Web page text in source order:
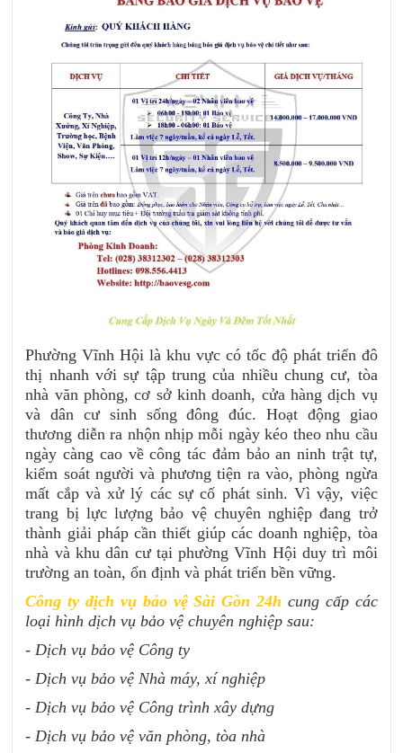
Phường Vĩnh Hội là khu vực có tốc độ phát triển đô
thị nhanh với sự tập trung của nhiều chung cư, tòa
nhà văn phòng, cơ sở kinh doanh, cửa hàng dịch vụ
và dân cư sinh sống đông đúc. Hoạt động giao
thương diễn ra nhộn nhịp mỗi ngày kéo theo nhu cầu
ngày càng cao về công tác đảm bảo an ninh trật tự,
kiểm soát người và phương tiện ra vào, phòng ngừa
mất cắp và xử lý các sự cố phát sinh. Vì vậy, việc
trang bị lực lượng bảo vệ chuyên nghiệp đang trở
thành giải pháp cần thiết giúp các doanh nghiệp, tòa
nhà và khu dân cư tại phường Vĩnh Hội duy trì môi
trường an toàn, ổn định và phát triển bền vững.
Công ty dịch vụ bảo vệ Sài Gòn 24h cung cấp các
loại hình dịch vụ bảo vệ chuyên nghiệp sau:
- Dịch vụ bảo vệ Công ty
- Dịch vụ bảo vệ Nhà máy, xí nghiệp
- Dịch vụ bảo vệ Công trình xây dựng
- Dịch vụ bảo vệ văn phòng, tòa nhà